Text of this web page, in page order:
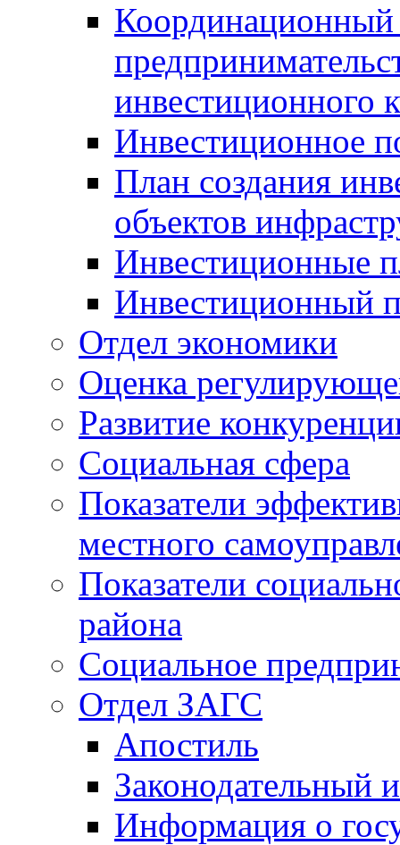
Координационный
инвестиционного
Инвестиционное
План создания
объектов
Инвестиционные
Инвестиционный
Отдел экономики
Оценка
Развитие
Социальная сфера
Показатели
местного
Показатели
района
Социальное
Отдел ЗАГС
Апостиль
Законодательный
Информация о